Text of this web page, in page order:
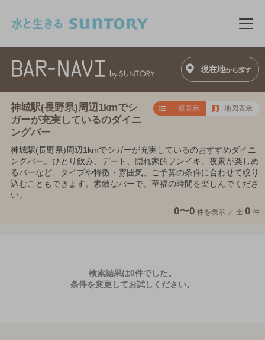
メ
現在地から探す
神城駅(長野県)周辺1kmでシ
ガーが充実しているのダイニ
ングバー
一覧表示 地図表示
神城駅(長野県)周辺1kmでシガーが充実しているのおすすめダイニ
ングバー。ひとり飲み、デート、隠れ家的フンイキ、夜景が楽しめ
るバーなど、タイプや特徴・雰囲気、ご予算の条件に合わせて絞り
込むこともできます。素敵なバーで、至福の時間を楽しんでくださ
い。
0〜0 件を表示 ／ 全 0 件
検索結果は0件でした。
条件を変更してお試しください。